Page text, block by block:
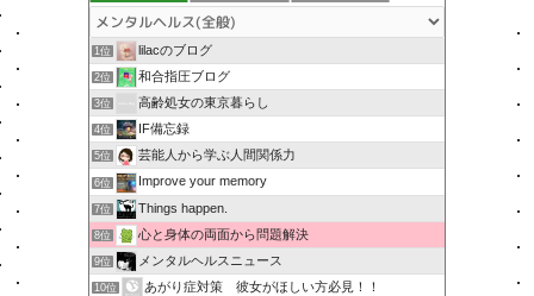
1位 lilacのブログ
2位 和合指圧ブログ
3位 高齢処女の東京暮らし
4位 IF備忘録
5位 芸能人から学ぶ人間関係力
6位 Improve your memory
7位 Things happen.
8位 心と身体の両面から問題解決
9位 メンタルヘルスニュース
10位 あがり症対策 彼女がほしい方必見！！